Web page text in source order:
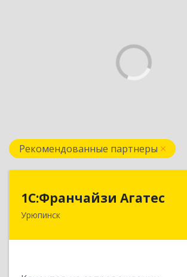
Рекомендованные партнеры
1С:Франчайзи Агатес
Урюпинск
403113, Волгоградская обл,